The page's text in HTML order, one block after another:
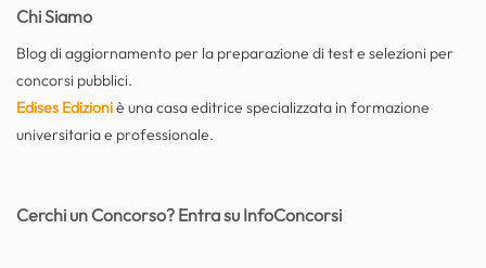
Chi Siamo
Blog di aggiornamento per la preparazione di test e selezioni per
concorsi pubblici.
Edises Edizioniè una casa editrice specializzata in formazione
universitaria e professionale.
Cerchi un Concorso? Entra su InfoConcorsi